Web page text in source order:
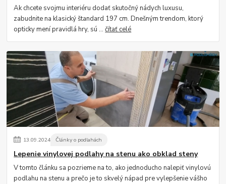
Ak chcete svojmu interiéru dodať skutočný nádych luxusu,
zabudnite na klasický štandard 197 cm. Dnešným trendom, ktorý
opticky mení pravidlá hry, sú ...čítať celé
13.09.2024 Články o podlahách
Lepenie vinylovej podlahy na stenu ako obklad steny
V tomto článku sa pozrieme na to, ako jednoducho nalepiť vinylovú
podlahu na stenu a prečo je to skvelý nápad pre vylepšenie vášho